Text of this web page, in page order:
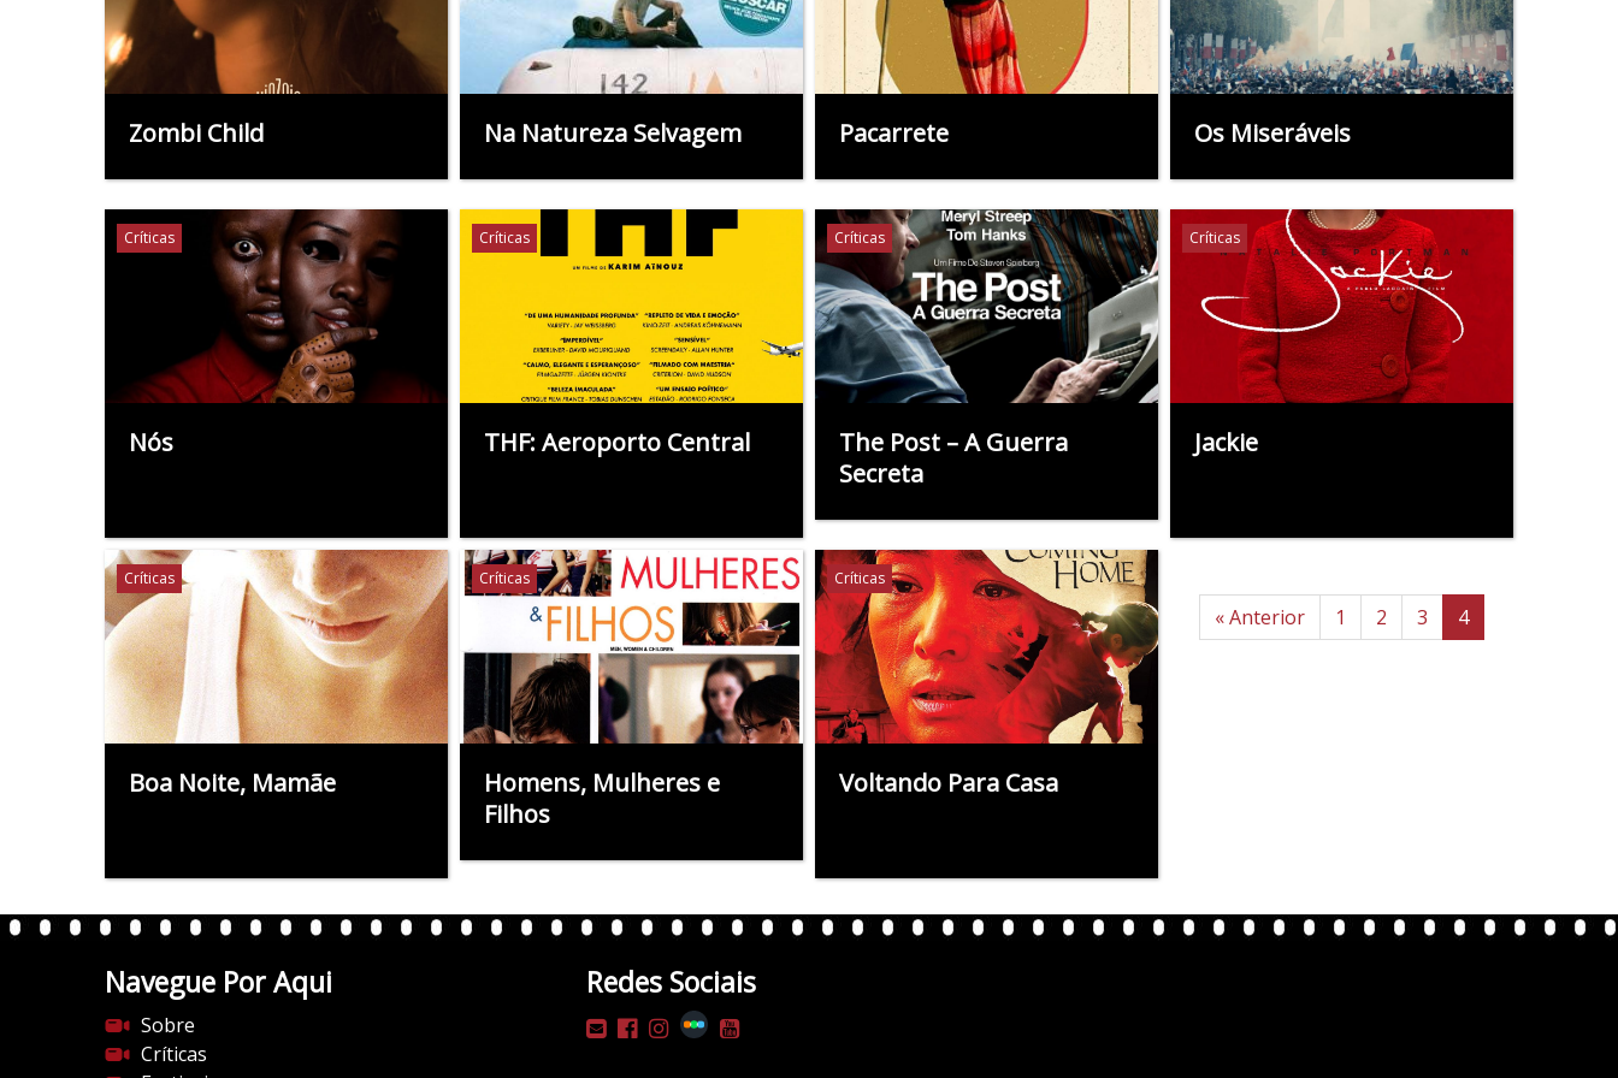
Zombi Child Na Natureza Selvagem Pacarrete Os Miseráveis
Críticas
Nós
Críticas
THF: Aeroporto Central
Críticas
The Post – A Guerra
Secreta
Críticas
Jackie
Críticas
Boa Noite, Mamãe
Críticas
Homens, Mulheres e
Filhos
Críticas
Voltando Para Casa
« Anterior 1 2 3 4
Navegue Por Aqui
Sobre
Críticas
Redes Sociais